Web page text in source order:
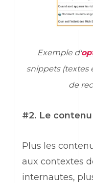
Exemple d'
snippets (textes
de
#2. Le contenu
Plus les
aux contextes
internautes,